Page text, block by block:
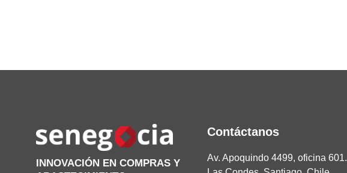
INNOVACIÓN EN COMPRAS Y
Contáctanos
Av. Apoquindo 4499, oficina 601.